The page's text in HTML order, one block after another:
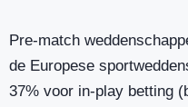
Pre-match
de Europese
37% voor in-play betting